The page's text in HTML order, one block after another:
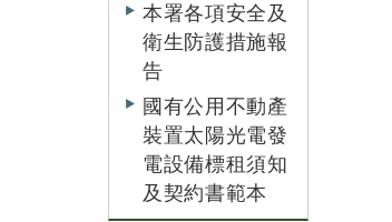
本署各項安全及
衛生防護措施報
告
國有公用不動產
裝置太陽光電發
電設備標租須知
及契約書範本